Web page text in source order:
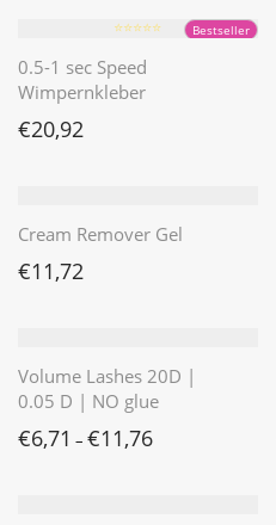
Bestseller
⭐️⭐️⭐️⭐️⭐️
0.5-1 sec Speed
Wimpernkleber
€20,92
Cream Remover Gel
€11,72
Volume Lashes 20D |
0.05 D | NO glue
€6,71 – €11,76